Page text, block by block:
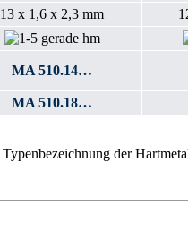
13 x 1,6 x 2,3 mm
MA 510.14…
MA 510.18…
der